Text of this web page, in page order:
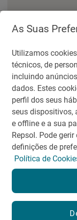
Contato para
(21) 99271-5488
voltar
As Suas
Utilizamos
técnicos, de
incluindo
dados. Estes
perfil dos seus
seus dispositivos,
e offline e a sua
Repsol. Pode
definições de
Política de